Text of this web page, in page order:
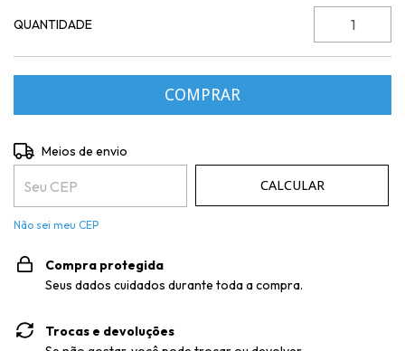
QUANTIDADE
Entregas para o CEP:
Meios de envio
CALCULAR
Não sei meu CEP
Compra protegida
Seus dados cuidados durante toda a compra.
Trocas e devoluções